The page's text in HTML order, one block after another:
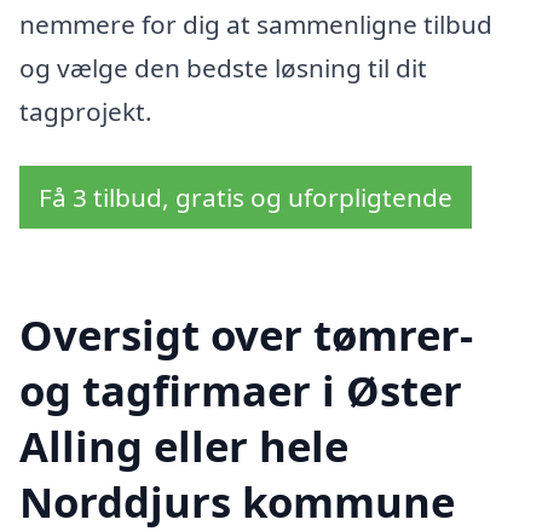
nemmere for dig at sammenligne tilbud
og vælge den bedste løsning til dit
tagprojekt.
Få 3 tilbud, gratis og uforpligtende
Oversigt over tømrer-
og tagfirmaer i Øster
Alling eller hele
Norddjurs kommune